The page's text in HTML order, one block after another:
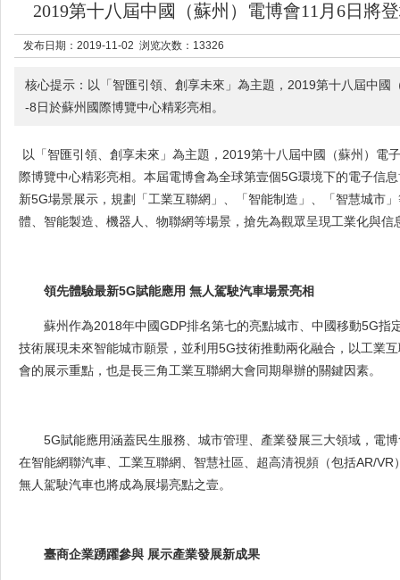
2019第十八屆中國（蘇州）電博會11月6日將
发布日期：2019-11-02 浏览次数： 13326
核心提示：以「智匯引領、創享未來」為主題，2019第十八屆中國
-8日於蘇州國際博覽中心精彩亮相。
以「智匯引領、創享未來」為主題，2019第十八屆中國（蘇州）電
際博覽中心精彩亮相。本屆電博會為全球第壹個5G環境下的電子信
新5G場景展示，規劃「工業互聯網」、「智能制造」、「智慧城市
體、智能製造、機器人、物聯網等場景，搶先為觀眾呈現工業化與
領先體驗最新5G賦能應用 無人駕駛汽車場景亮相
蘇州作為2018年中國GDP排名第七的亮點城市、中國移動5G指
技術展現未來智能城市願景，並利用5G技術推動兩化融合，以工業
會的展示重點，也是長三角工業互聯網大會同期舉辦的關鍵因素。
5G賦能應用涵蓋民生服務、城市管理、產業發展三大領域，電
在智能網聯汽車、工業互聯網、智慧社區、超高清視頻（包括AR/
無人駕駛汽車也將成為展場亮點之壹。
臺商企業踴躍參與 展示產業發展新成果